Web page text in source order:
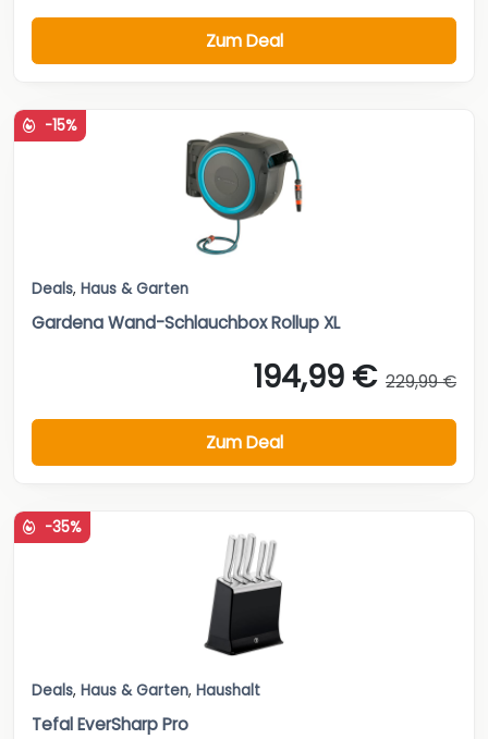
Zum Deal
-15%
Deals, Haus & Garten
Gardena Wand-Schlauchbox Rollup XL
194,99 € 229,99 €
Zum Deal
-35%
Deals, Haus & Garten, Haushalt
Tefal EverSharp Pro